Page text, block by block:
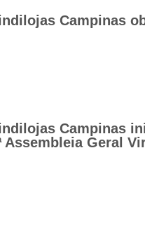
Campinas
Campinas
Assembleia Geral